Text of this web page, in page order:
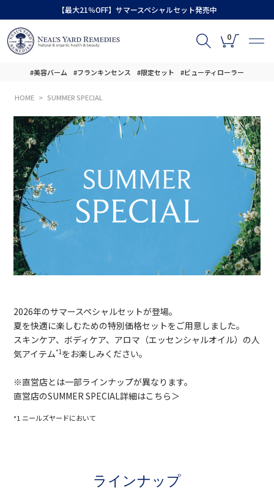
【最大21％OFF】サマースペシャルセット発売中
0
#美容バーム #フランキンセンス #限定セット #ビューティローラー
HOME SUMMER SPECIAL
2026年のサマースペシャルセットが登場。
夏を快適に楽しむための特別価格セットをご用意しました。
スキンケア、ボディケア、アロマ（エッセンシャルオイル）の人
気アイテム*1 をお楽しみください。
※直営店とは一部ラインナップが異なります。
直営店のSUMMER SPECIAL詳細はこちら＞
*1 ニールズヤードにおいて
ラインナップ